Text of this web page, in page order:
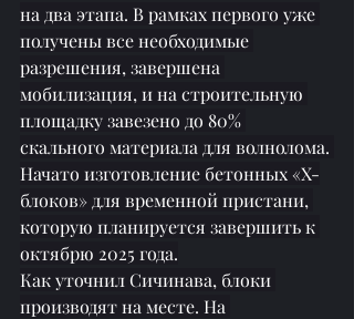
на два этапа. В рамках первого уже
получены все необходимые
разрешения, завершена
мобилизация, и на строительную
площадку завезено до 80%
скального материала для волнолома.
Начато изготовление бетонных «X-
блоков» для временной пристани,
которую планируется завершить к
октябрю 2025 года.
Как уточнил Сичинава, блоки
производят на месте. На